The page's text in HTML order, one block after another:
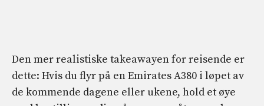
Den mer realistiske takeawayen for reisende er
dette: Hvis du flyr på en Emirates A380 i løpet av
de kommende dagene eller ukene, hold et øye